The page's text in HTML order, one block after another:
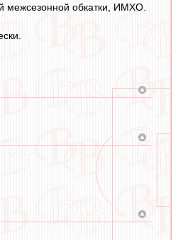
межсезонной обкатки, ИМХО.